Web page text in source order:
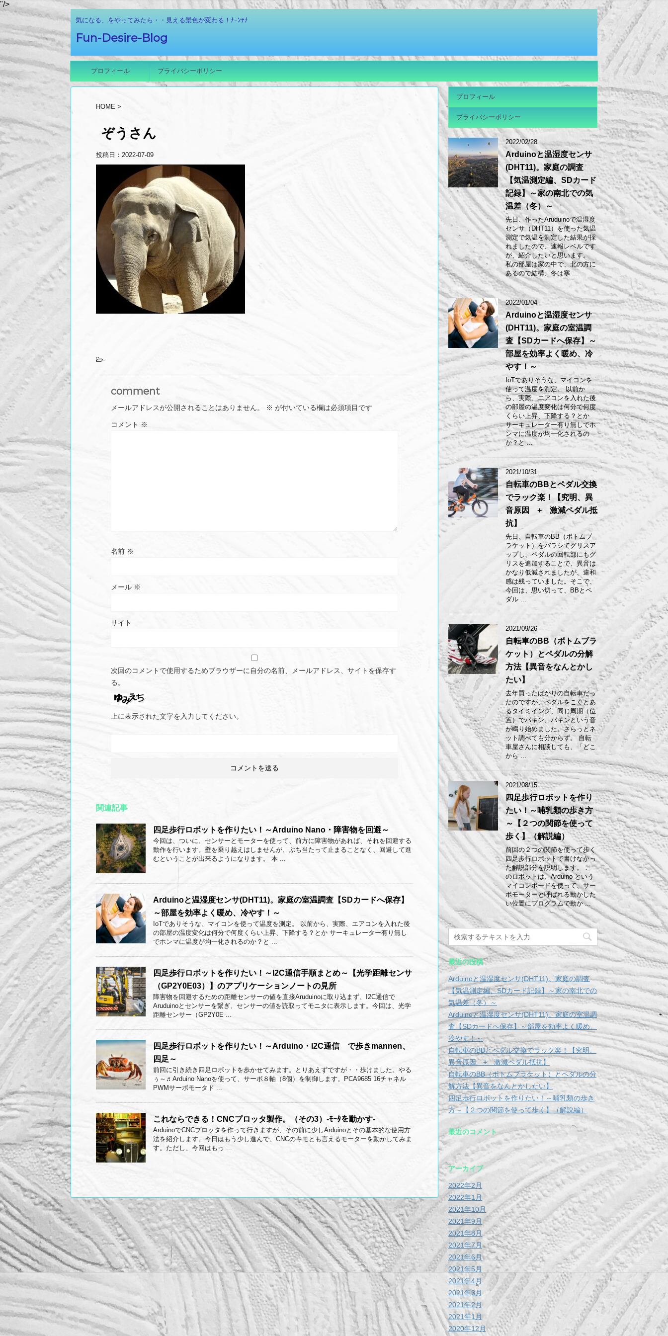
"/>
気になる、をやってみたら・・見える景色が変わる！ﾅｰﾝﾃﾅ
Fun-Desire-Blog
プロフィール プライバシーポリシー
HOME >
ぞうさん
投稿日： 2022-07-09
-
comment
メールアドレスが公開されることはありません。 ※ が付いている欄は必須項目です
コメント ※
名前 ※
メール ※
サイト
次回のコメントで使用するためブラウザーに自分の名前、メールアドレス、サイトを保存す
る。
上に表示された文字を入力してください。
関連記事
四足歩行ロボットを作りたい！～Arduino Nano・障害物を回避～
今回は、ついに、センサーとモーターを使って、前方に障害物があれば、それを回避する
動作を行います。壁を乗り越えはしませんが、ぶち当たって止まることなく、回避して進
むということが出来るようになります。 本 ...
Arduinoと温湿度センサ(DHT11)。家庭の室温調査【SDカードへ保存】
～部屋を効率よく暖め、冷やす！～
IoTでありそうな、マイコンを使って温度を測定。 以前から、実際、エアコンを入れた後
の部屋の温度変化は何分で何度くらい上昇、下降する？とか サーキュレーター有り無し
でホンマに温度が均一化されるのか？と ...
四足歩行ロボットを作りたい！～I2C通信手順まとめ～【光学距離センサ
（GP2Y0E03）】のアプリケーションノートの見所
障害物を回避するための距離センサーの値を直接Aruduinoに取り込まず、I2C通信で
Aruduinoとセンサーを繋ぎ、センサーの値を読取ってモニタに表示します。今回は、光学
距離センサー（GP2Y0E ...
四足歩行ロボットを作りたい！～Arduino・I2C通信 で歩きmannen、
四足～
前回に引き続き四足ロボットを歩かせてみます。とりあえずですが・・歩けました。やる
ぅ～♬Arduino Nanoを使って、サーボ８軸（8個）を制御します。PCA9685 16チャネル
PWMサーボモータド ...
これならできる！CNCプロッタ製作。（その3）-ﾓｰﾀを動かす-
ArduinoでCNCプロッタを作って行きますが、その前に少しArduinoとその基本的な使用方
法を紹介します。今日はもう少し進んで、CNCのキモとも言えるモーターを動かしてみま
す。ただし、今回はもっ ...
プロフィール
プライバシーポリシー
2022/02/28
Arduinoと温湿度センサ
(DHT11)。家庭の調査
【気温測定編、SDカード
記録】～家の南北での気
温差（冬）～
先日、作ったAruduinoで温湿度
センサ（DHT11）を使った気温
測定で気温を測定した結果が採
れましたので、速報レベルです
が、紹介したいと思います。
私の部屋は家の中で、北の方に
あるので結構、冬は寒 ...
2022/01/04
Arduinoと温湿度センサ
(DHT11)。家庭の室温調
査【SDカードへ保存】～
部屋を効率よく暖め、冷
やす！～
IoTでありそうな、マイコンを
使って温度を測定。 以前か
ら、実際、エアコンを入れた後
の部屋の温度変化は何分で何度
くらい上昇、下降する？とか
サーキュレーター有り無しでホ
ンマに温度が均一化されるの
か？と ...
2021/10/31
自転車のBBとペダル交換
でラック楽！【究明、異
音原因 + 激減ペダル抵
抗】
先日、自転車のBB（ボトムブ
ラケット）をバラシてグリスア
ップし、ペダルの回転部にもグ
リスを追加することで、異音は
かなり低減されましたが、違和
感は残っていました。そこで、
今回は、思い切って、BBとペ
ダル ...
2021/09/26
自転車のBB（ボトムブラ
ケット）とペダルの分解
方法【異音をなんとかし
たい】
去年買ったばかりの自転車だっ
たのですが、ペダルをこぐとあ
るタイミイング、同じ周期（位
置）でパキン、パキンという音
が鳴り始めました。さらっとネ
ット調べても分からず。 自転
車屋さんに相談しても、「どこ
から ...
2021/08/15
四足歩行ロボットを作り
たい！～哺乳類の歩き方
～【２つの関節を使って
歩く】（解説編）
前回の２つの関節を使って歩く
四足歩行ロボットで書けなかっ
た解説部分を説明します。 こ
のロボットは、Arduino という
マイコンボードを使って、サー
ボモーターと呼ばれる動かした
い位置にプログラムで動か ...
最近の投稿
Arduinoと温湿度センサ(DHT11)。家庭の調査
【気温測定編、SDカード記録】～家の南北での
気温差（冬）～
Arduinoと温湿度センサ(DHT11)。家庭の室温調
査【SDカードへ保存】～部屋を効率よく暖め、
冷やす！～
自転車のBBとペダル交換でラック楽！【究明、
異音原因 + 激減ペダル抵抗】
自転車のBB（ボトムブラケット）とペダルの分
解方法【異音をなんとかしたい】
四足歩行ロボットを作りたい！～哺乳類の歩き
方～【２つの関節を使って歩く】（解説編）
最近のコメント
アーカイブ
2022年2月
2022年1月
2021年10月
2021年9月
2021年8月
2021年7月
2021年6月
2021年5月
2021年4月
2021年3月
2021年2月
2021年1月
2020年12月